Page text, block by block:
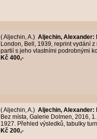
( Aljechin, A.) Aljechin, Alexander:
London, Bell, 1939, reprint vydání
partií s jeho vlastními podrobnými
Kč 400,-
( Aljechin, A.) Aljechin, Alexander:
Bez místa, Galerie Dolmen, 2016,
1927. Přehled výsledků, tabulky
Kč 200,-